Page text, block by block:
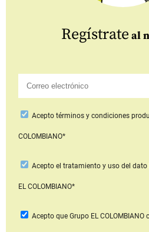
Regístrate al
Aceptotérminos y condiciones
COLOMBIANO*
Acepto el tratamiento y uso del dato
EL COLOMBIANO*
Acepto que Grupo EL COLOMBIANO